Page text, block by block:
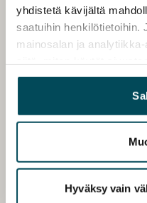
yhdistetä kävijältä
saatuihin henkilötietoihin.
mainosalan ja
yhdistää näitä tietoja
heille tai joita on kerätty,
palvelujaan.
Hyväksy vain